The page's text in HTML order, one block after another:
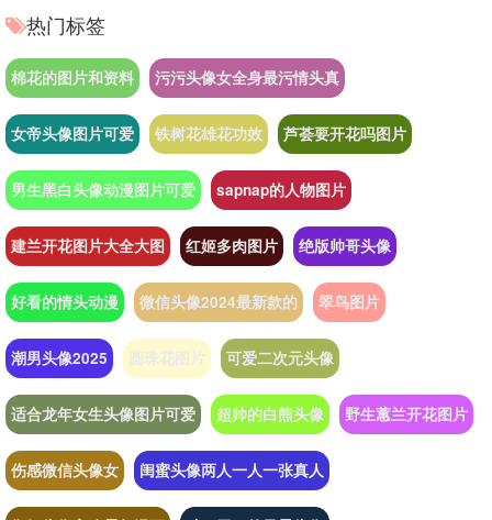
热门标签
棉花的图片和资料 污污头像女全身最污情头真
女帝头像图片可爱 铁树花雄花功效 芦荟要开花吗图片
男生黑白头像动漫图片可爱 sapnap的人物图片
建兰开花图片大全大图 红姬多肉图片 绝版帅哥头像
好看的情头动漫 微信头像2024最新款的 翠鸟图片
潮男头像2025 圆珠花图片 可爱二次元头像
适合龙年女生头像图片可爱 超帅的白熊头像 野生蕙兰开花图片
伤感微信头像女 闺蜜头像两人一人一张真人